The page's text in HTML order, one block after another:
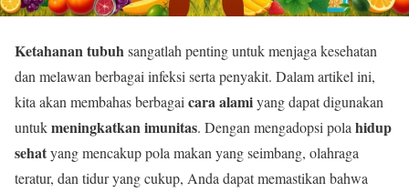
Ketahanan tubuhsangatlah penting untuk menjaga kesehatan
dan melawan berbagai infeksi serta penyakit. Dalam artikel ini,
kita akan membahas berbagai cara alamiyang dapat digunakan
untukmeningkatkan imunitas. Dengan mengadopsi pola hidup
sehatyang mencakup pola makan yang seimbang, olahraga
teratur, dan tidur yang cukup, Anda dapat memastikan bahwa